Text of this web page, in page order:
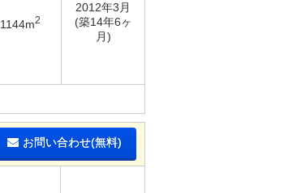
1144m2
2012年3月
(築14年6ヶ
月)
お問い合わせ(無料)